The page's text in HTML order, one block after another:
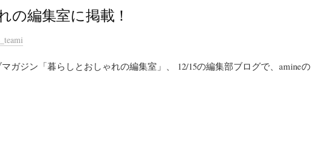
の編集室に掲載！
ガジン「暮らしとおしゃれの編集室」、 12/15の編集部ブログで、amineの